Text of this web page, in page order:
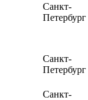
Санкт-
Петербург
Санкт-
Петербург
Санкт-